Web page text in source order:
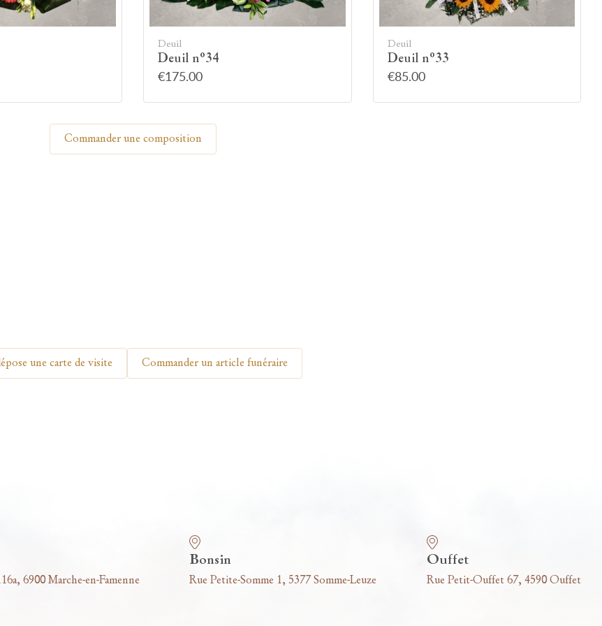
Allumez une bougie
Montrez votre soutien à la famille en allumant
symboliquement une bougie.
Deuil
Deuil n°34
€175.00
Deuil
Deuil n°33
€85.00
Commander une composition
une carte de visite Commander un article funéraire
6900 Marche-en-Famenne
Bonsin
Rue Petite-Somme 1, 5377 Somme-Leuze
Ouffet
Rue Petit-Ouffet 67, 4590 Ouffet